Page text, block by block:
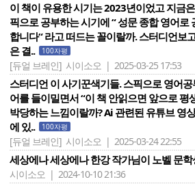
이 책이 유용한 시기는 2023년이었고 지금
픽으로 공부하는 시기에 “ 성문 종합 영어로
합니다“ 라고 떠드는 꼴이랄까. 스터디언보
은 결..
100자평
[듀얼 브레인] 시이소오 | 2025-03-25 17:53
스터디언 이 사기꾼색기들. 스픽으로 영어
어를 들이밀면서 “이 책 안읽으면 앞으로 평
박당하는 느낌이랄까? Ai 관련된 유튜브 영
에 있..
100자평
[듀얼 브레인] 시이소오 | 2025-03-24 22:55
세상에나 세상에나 한강 작가님이 노벨 문
시이소오 | 2024-10-10 21:36